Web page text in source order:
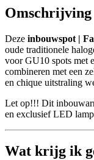
Omschrijving
Deze inbouwspot |
oude traditionele
voor GU10 spots met
combineren met een
en chique uitstraling
Let op!!! Dit
en exclusief LED
Wat krijg ik